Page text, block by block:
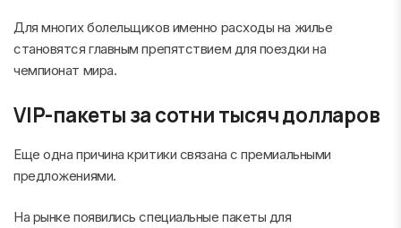
Для многих болельщиков именно расходы на жилье
становятся главным препятствием для поездки на
чемпионат мира.
VIP-пакеты за сотни тысяч долларов
Еще одна причина критики связана с премиальными
предложениями.
На рынке появились специальные пакеты для